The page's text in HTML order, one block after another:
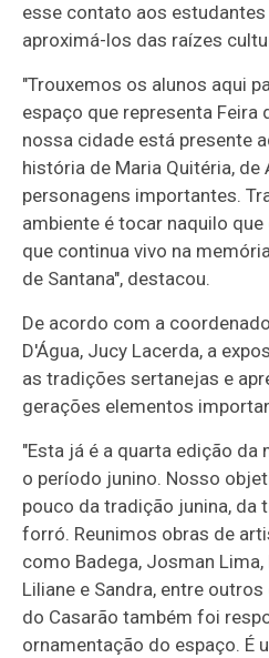
esse contato aos
aproximá-los das raízes
"Trouxemos os alunos aqui
espaço que representa Feira
nossa cidade está presente
história de Maria Quitéria, de
personagens importantes.
ambiente é tocar naquilo
que continua vivo na
de Santana", destacou.
De acordo com a
D'Água, Jucy Lacerda, a
as tradições sertanejas e
gerações elementos
"Esta já é a quarta edição
o período junino. Nosso
pouco da tradição junina, da
forró. Reunimos obras de
como Badega, Josman
Liliane e Sandra, entre
do Casarão também foi
ornamentação do espaço. É